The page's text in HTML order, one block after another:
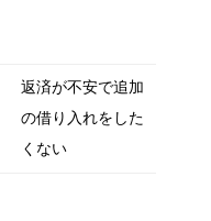
返済が不安で追加
の借り入れをした
くない